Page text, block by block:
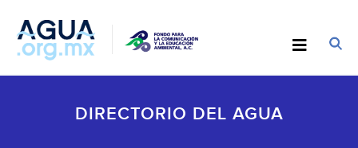
DIRECTORIO DEL AGUA